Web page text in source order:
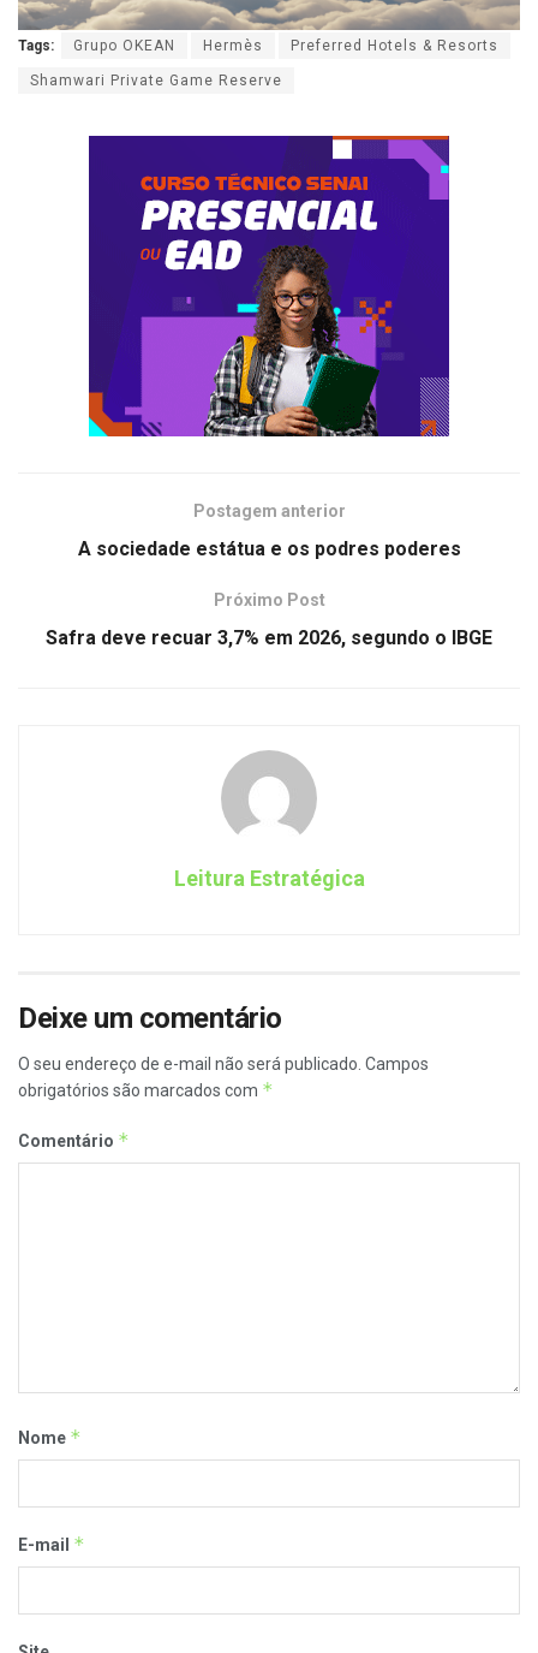
Tags: Grupo OKEAN Hermès Preferred Hotels & Resorts
Shamwari Private Game Reserve
Postagem anterior
A sociedade estátua e os podres poderes
Próximo Post
Safra deve recuar 3,7% em 2026, segundo o IBGE
Leitura Estratégica
Deixe um comentário
O seu endereço de e-mail não será publicado. Campos
obrigatórios são marcados com *
Comentário *
Nome *
E-mail *